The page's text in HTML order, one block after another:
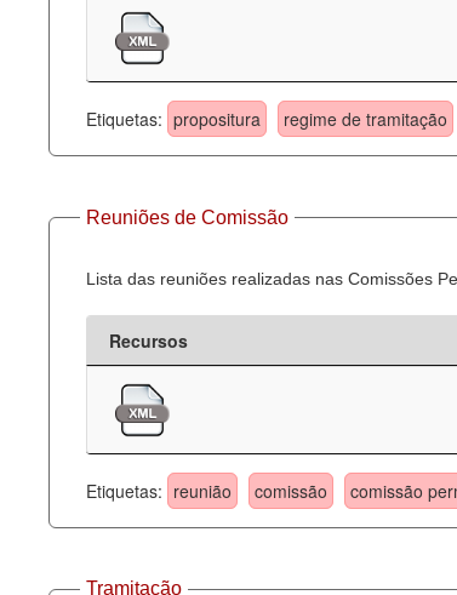
Etiquetas: propositura regime de tramitação
Reuniões de Comissão
Lista das reuniões realizadas nas Comissões
Recursos
Etiquetas: reunião comissão comissão
Tramitação